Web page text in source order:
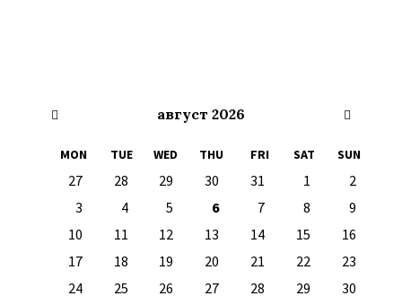
август 2026
MON TUE WED THU FRI SAT SUN
calendar
27 28 29 30 31 1
2
3
4 5 6 7 8
9
10
11 12 13 14 15
16
17
18 19 20 21 22
23
24
25 26 27 28 29
30